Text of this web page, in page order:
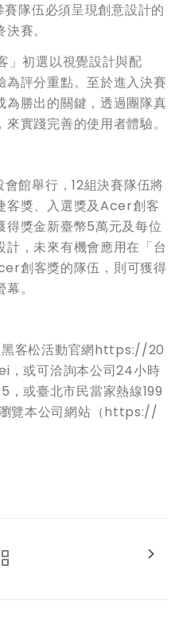
隊伍必須呈現創意設計的
賽。
」初選以視覺設計與配
評分重點。至於進入決賽
為勝出的關鍵，透過團隊真
實踐完善的使用者體驗。
館舉行，12組決賽隊伍將
客獎、入選獎及Acer創客
得獎金新臺幣5萬元及每位
，未來有機會應用在「台
創客獎的隊伍，則可獲得
。
黑客松活動官網https://20
或可洽詢本公司24小時
或臺北市民當家熱線199
覽本公司網站（https://